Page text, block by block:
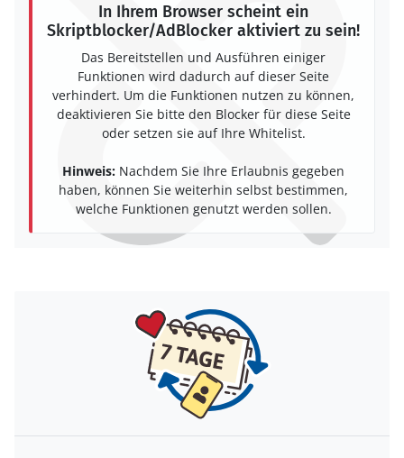
In Ihrem Browser scheint ein
Skriptblocker/AdBlocker aktiviert zu sein!
Das Bereitstellen und Ausführen einiger
Funktionen wird dadurch auf dieser Seite
verhindert. Um die Funktionen nutzen zu können,
deaktivieren Sie bitte den Blocker für diese Seite
oder setzen sie auf Ihre Whitelist.
Hinweis: Nachdem Sie Ihre Erlaubnis gegeben
haben, können Sie weiterhin selbst bestimmen,
welche Funktionen genutzt werden sollen.